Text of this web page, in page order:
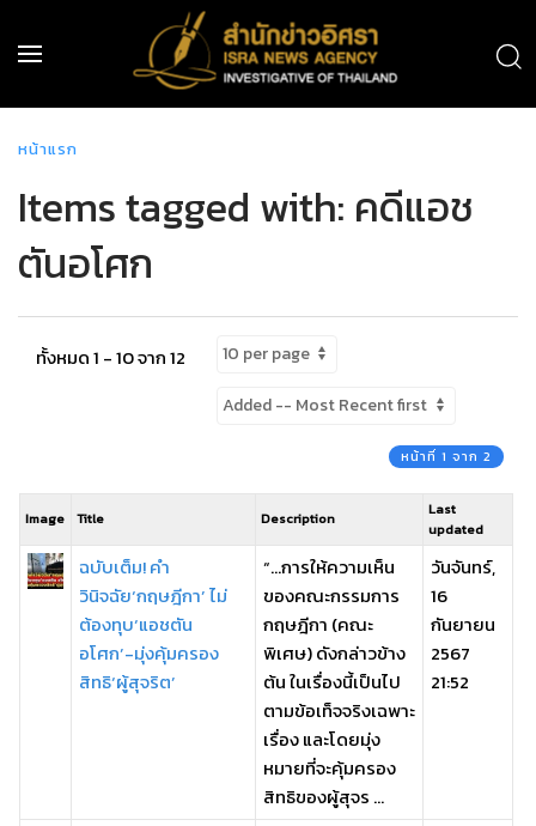
หน้าแรก
Items tagged with: คดีแอช
ตันอโศก
ทั้งหมด 1 - 10 จาก 12
หน้าที่ 1 จาก 2
Image Title Description
Last
updated
ฉบับเต็ม! คำ
วินิจฉัย‘กฤษฎีกา’ ไม่
ต้องทุบ‘แอชตัน
อโศก’-มุ่งคุ้มครอง
สิทธิ‘ผู้สุจริต’
“…การให้ความเห็น
ของคณะกรรมการ
กฤษฎีกา (คณะ
พิเศษ) ดังกล่าวข้าง
ต้น ในเรื่องนี้เป็นไป
ตามข้อเท็จจริงเฉพาะ
เรื่อง และโดยมุ่ง
หมายที่จะคุ้มครอง
สิทธิของผู้สุจร ...
วันจันทร์,
16
กันยายน
2567
21:52